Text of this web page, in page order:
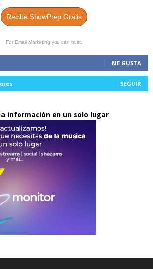
Recibe ShowPrep Gratis
For Email Marketing you can trust.
ME GUSTA
SEGUIR
información en un solo lugar